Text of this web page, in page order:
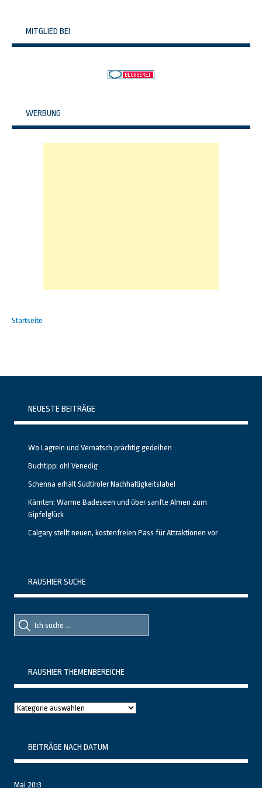
MITGLIED BEI
WERBUNG
Startseite
NEUESTE BEITRÄGE
Wo Lagrein und Vernatsch prächtig gedeihen
Buchtipp: oh! Venedig
Schenna erhält Südtiroler Nachhaltigkeitslabel
Kärnten: Warme Badeseen und über sanfte Almen zum
Gipfelglück
Calgary stellt neuen, kostenfreien Pass für Attraktionen vor
RAUSHIER SUCHE
Suche
nach::
Suche
nach:
RAUSHIER THEMENBEREICHE
Raushier
BEITRÄGE NACH DATUM
Mai 2013